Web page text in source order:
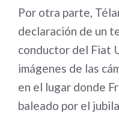
Por otra parte,
declaración de un
conductor del Fiat
imágenes de las
en el lugar donde
baleado por el